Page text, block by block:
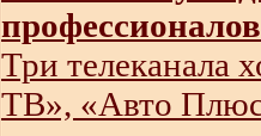
профессионалов
Три телеканала
ТВ», «Авто